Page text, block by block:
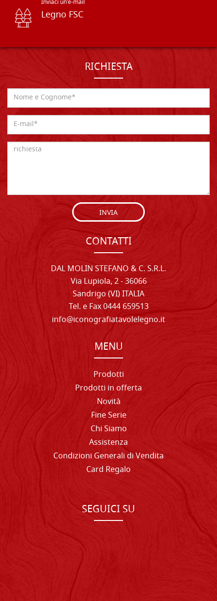
Inviaci un'e-mail
Legno FSC
RICHIESTA
INVIA
CONTATTI
DAL MOLIN STEFANO & C. S.R.L.
Via Lupiola, 2 - 36066
Sandrigo (VI) ITALIA
Tel. e Fax 0444 659513
info@iconografiatavolelegno.it
MENU
Prodotti
Prodotti in offerta
Novità
Fine Serie
Chi Siamo
Assistenza
Condizioni Generali di Vendita
Card Regalo
SEGUICI SU